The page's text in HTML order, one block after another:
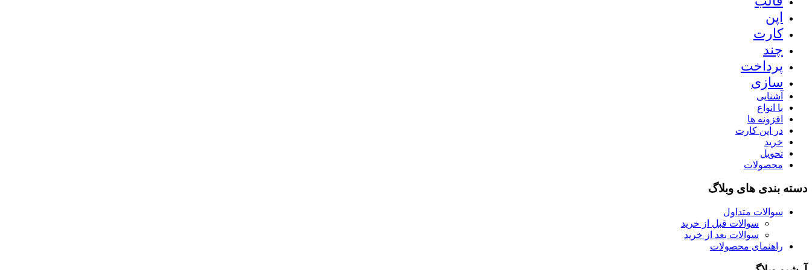
اپن
کارت
چند
پرداخت
سازی
آشنایی
با انواع
افزونه ها
در اپن کارت
خرید
تحویل
محصولات
دسته بندی های وبلاگ
سوالات متداول
سوالات قبل از خرید
سوالات بعد از خرید
راهنمای محصولات